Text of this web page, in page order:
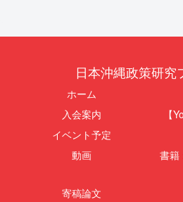
日本沖縄政策研究
ホーム
入会案内
【
イベント予定
動画
書籍
寄稿論文